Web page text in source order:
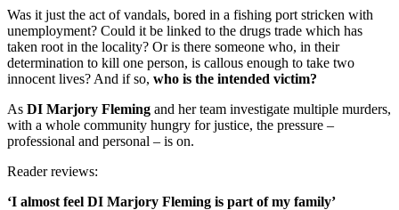
Was it just the act of vandals, bored in a fishing port stricken with
unemployment? Could it be linked to the drugs trade which has
taken root in the locality? Or is there someone who, in their
determination to kill one person, is callous enough to take two
innocent lives? And if so, who is the intended victim?
As DI Marjory Fleming and her team investigate multiple murders,
with a whole community hungry for justice, the pressure –
professional and personal – is on.
Reader reviews:
‘I almost feel DI Marjory Fleming is part of my family’